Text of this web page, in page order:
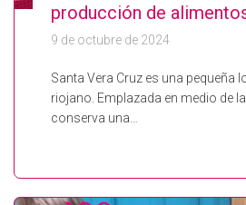
producción de
9 de octubre de 2024
Santa Vera Cruz es una pequeña
riojano. Emplazada en medio de
conserva una…